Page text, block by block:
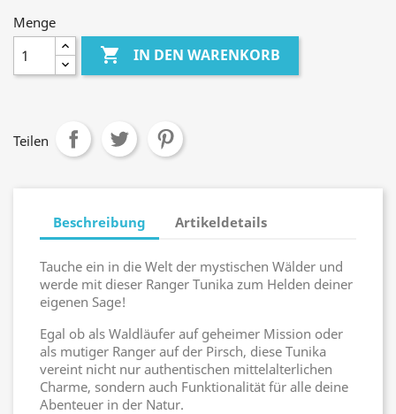
Menge
 IN DEN WARENKORB
Teilen
Beschreibung Artikeldetails
Tauche ein in die Welt der mystischen Wälder und
werde mit dieser Ranger Tunika zum Helden deiner
eigenen Sage!
Egal ob als Waldläufer auf geheimer Mission oder
als mutiger Ranger auf der Pirsch, diese Tunika
vereint nicht nur authentischen mittelalterlichen
Charme, sondern auch Funktionalität für alle deine
Abenteuer in der Natur.